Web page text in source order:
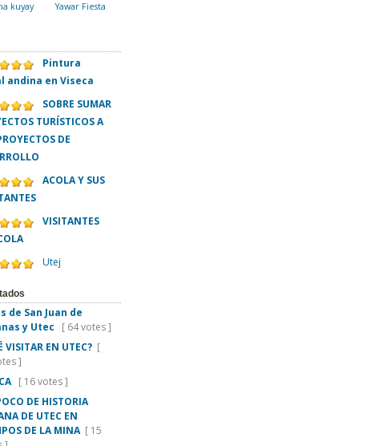
kuyay Yawar Fiesta
Pintura
andina en Viseca
SOBRE SUMAR
TURÍSTICOS A
DE
ACOLA Y SUS
VISITANTES
Utej
de San Juan de
y Utec
[ 64 votes ]
VISITAR EN UTEC? [
]
[ 16 votes ]
DE HISTORIA
DE UTEC EN
DE LA MINA[ 15